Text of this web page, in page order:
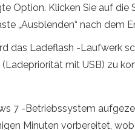
Option. Klicken Sie auf
„Ausblenden“ nach dem
das Ladeflash -Laufwerk
mit USB) zu
7 -Betriebssystem
Minuten vorbereitet,